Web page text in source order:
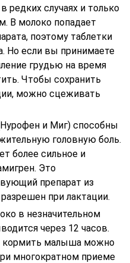
редких случаях и только
В молоко попадает
поэтому таблетки
Но если вы принимаете
грудью на время
Чтобы сохранить
можно сцеживать
и Миг) способны
головную боль.
более сильное и
Это
препарат из
при лактации.
в незначительном
через 12 часов.
кормить малыша можно
многократном приеме